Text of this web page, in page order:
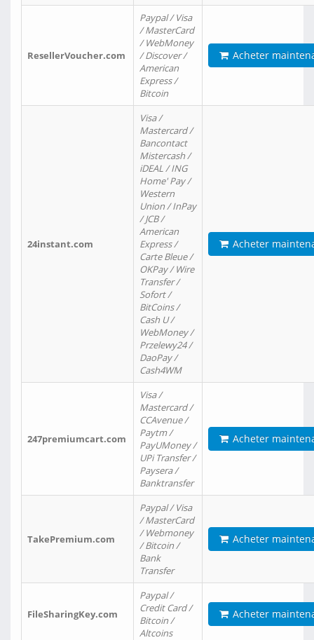
ResellerVoucher.com
Paypal / Visa
/ MasterCard
/ WebMoney
/ Discover /
American
Express /
Bitcoin
Acheter
24instant.com
Visa /
Mastercard /
Bancontact
Mistercash /
iDEAL / ING
Home' Pay /
Western
Union / InPay
/ JCB /
American
Express /
Carte Bleue /
OKPay / Wire
Transfer /
Sofort /
BitCoins /
Cash U /
WebMoney /
Przelewy24 /
DaoPay /
Cash4WM
Acheter
247premiumcart.com
Visa /
Mastercard /
CCAvenue /
Paytm /
PayUMoney /
UPi Transfer /
Paysera /
Banktransfer
Acheter
TakePremium.com
Paypal / Visa
/ MasterCard
/ Webmoney
/ Bitcoin /
Bank
Transfer
Acheter
FileSharingKey.com
Paypal /
Credit Card /
Bitcoin /
Altcoins
Acheter